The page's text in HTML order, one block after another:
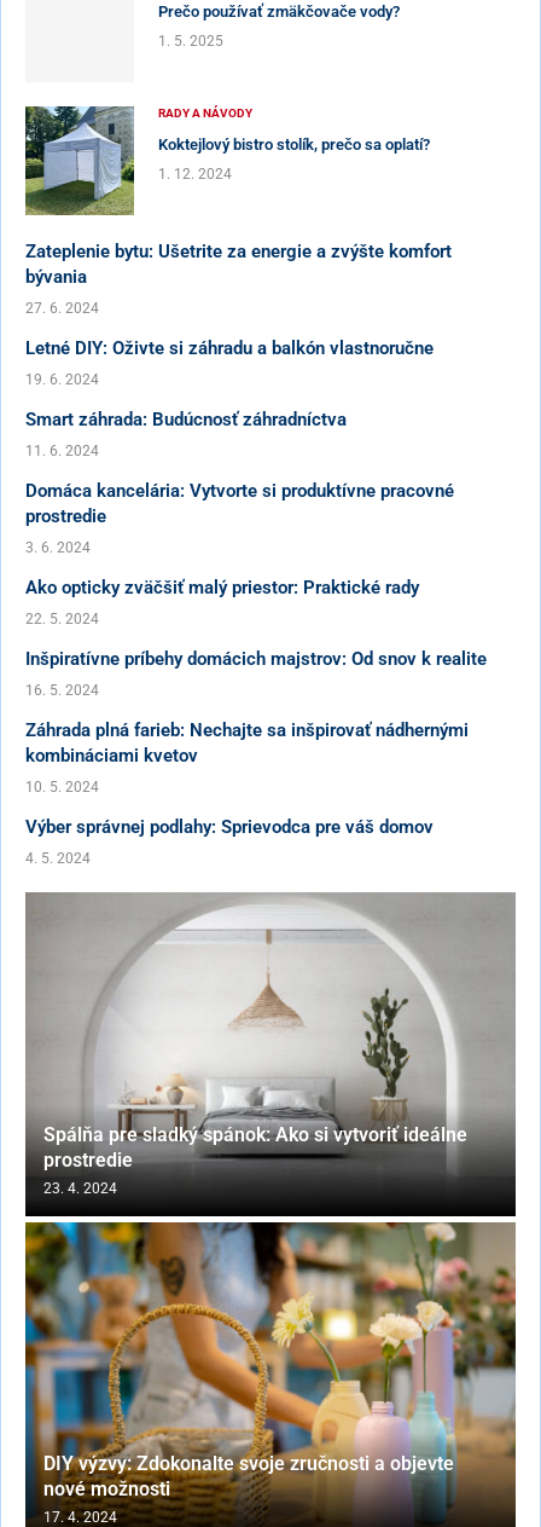
Prečo používať zmäkčovače vody?
1. 5. 2025
RADY A NÁVODY
Koktejlový bistro stolík, prečo sa oplatí?
1. 12. 2024
Zateplenie bytu: Ušetrite za energie a zvýšte komfort
bývania
27. 6. 2024
Letné DIY: Oživte si záhradu a balkón vlastnoručne
19. 6. 2024
Smart záhrada: Budúcnosť záhradníctva
11. 6. 2024
Domáca kancelária: Vytvorte si produktívne pracovné
prostredie
3. 6. 2024
Ako opticky zväčšiť malý priestor: Praktické rady
22. 5. 2024
Inšpiratívne príbehy domácich majstrov: Od snov k realite
16. 5. 2024
Záhrada plná farieb: Nechajte sa inšpirovať nádhernými
kombináciami kvetov
10. 5. 2024
Výber správnej podlahy: Sprievodca pre váš domov
4. 5. 2024
Spálňa pre sladký spánok: Ako si vytvoriť ideálne
prostredie
23. 4. 2024
DIY výzvy: Zdokonalte svoje zručnosti a objevte
nové možnosti
17. 4. 2024